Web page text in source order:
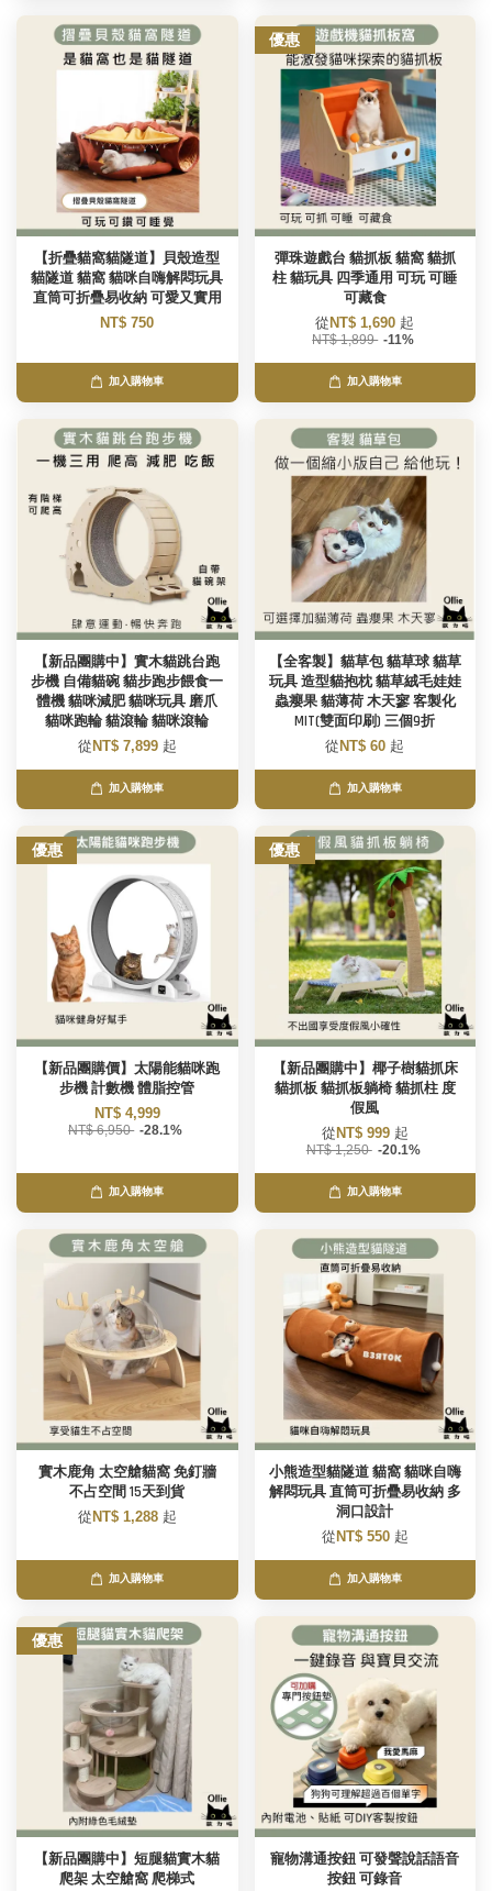
【折疊貓窩貓隧道】貝殼造型
貓隧道 貓窩 貓咪自嗨解悶玩具
直筒可折疊易收納 可愛又實用
NT$ 750
加入購物車
優惠
彈珠遊戲台 貓抓板 貓窩 貓抓
柱 貓玩具 四季通用 可玩 可睡
可藏食
從 NT$ 1,690 起
NT$ 1,899 -11%
加入購物車
【新品團購中】實木貓跳台跑
步機 自備貓碗 貓步跑步餵食一
體機 貓咪減肥 貓咪玩具 磨爪
貓咪跑輪 貓滾輪 貓咪滾輪
從 NT$ 7,899 起
加入購物車
【全客製】貓草包 貓草球 貓草
玩具 造型貓抱枕 貓草絨毛娃娃
蟲癭果 貓薄荷 木天寥 客製化
MIT(雙面印刷) 三個9折
從 NT$ 60 起
加入購物車
優惠
【新品團購價】太陽能貓咪跑
步機 計數機 體脂控管
NT$ 4,999
NT$ 6,950 -28.1%
加入購物車
優惠
【新品團購中】椰子樹貓抓床
貓抓板 貓抓板躺椅 貓抓柱 度
假風
從 NT$ 999 起
NT$ 1,250 -20.1%
加入購物車
實木鹿角 太空艙貓窩 免釘牆
不占空間 15天到貨
從 NT$ 1,288 起
加入購物車
小熊造型貓隧道 貓窩 貓咪自嗨
解悶玩具 直筒可折疊易收納 多
洞口設計
從 NT$ 550 起
加入購物車
優惠
【新品團購中】短腿貓實木貓
爬架 太空艙窩 爬梯式
寵物溝通按鈕 可發聲說話語音
按鈕 可錄音